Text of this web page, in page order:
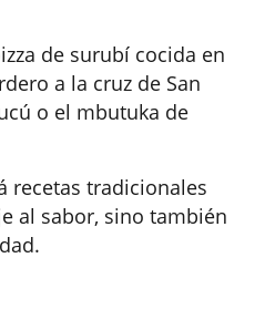
de surubí cocida en
a la cruz de San
o el mbutuka de
recetas tradicionales
al sabor, sino también